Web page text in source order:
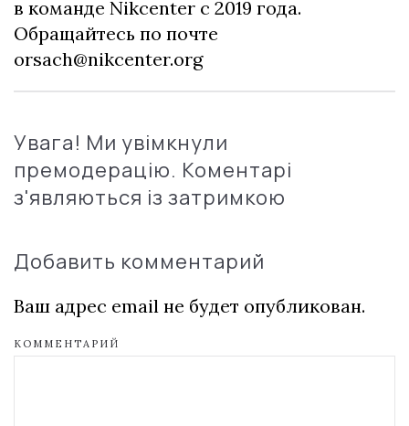
в команде Nikcenter с 2019 года.
Обращайтесь по почте
orsach@nikcenter.org
Увага! Ми увімкнули
премодерацію. Коментарі
з'являються із затримкою
Добавить комментарий
Ваш адрес email не будет опубликован.
КОММЕНТАРИЙ